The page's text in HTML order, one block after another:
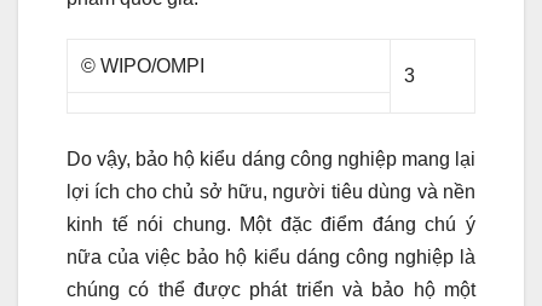
© WIPO/OMPI 3
Do vậy, bảo hộ kiểu dáng công nghiệp mang lại
lợi ích cho chủ sở hữu, người tiêu dùng và nền
kinh tế nói chung. Một đặc điểm đáng chú ý
nữa của việc bảo hộ kiểu dáng công nghiệp là
chúng có thể được phát triển và bảo hộ một